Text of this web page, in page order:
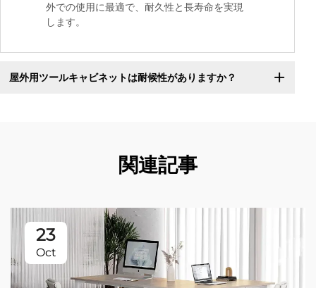
外での使用に最適で、耐久性と長寿命を実現
します。
屋外用ツールキャビネットは耐候性がありますか？
関連記事
23
Oct